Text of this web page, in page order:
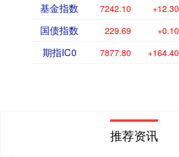
基金指数 7242.10 +12.30
国债指数 229.69 +0.10
期指IC0 7877.80 +164.40
推荐资讯